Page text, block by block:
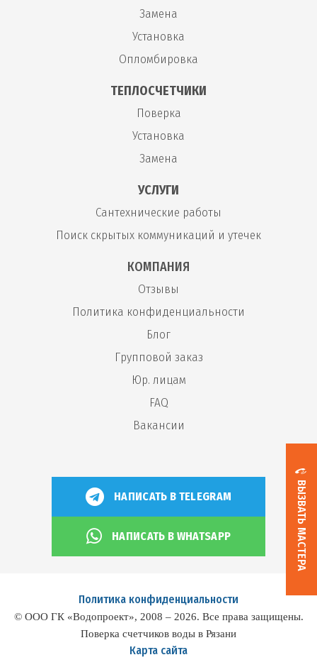
ВЫЗВАТЬ МАСТЕРА
Замена
Установка
Опломбировка
ТЕПЛОСЧЕТЧИКИ
Поверка
Установка
Замена
УСЛУГИ
Сантехнические работы
Поиск скрытых коммуникаций и утечек
КОМПАНИЯ
Отзывы
Политика конфиденциальности
Блог
Групповой заказ
Юр. лицам
FAQ
Вакансии
НАПИСАТЬ В TELEGRAM
НАПИСАТЬ В WHATSAPP
Политика конфиденциальности
© ООО ГК «Водопроект», 2008 – 2026. Все права защищены.
Поверка счетчиков воды в Рязани
Карта сайта